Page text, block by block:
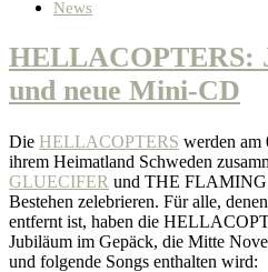
News
HELLACOPTERS:
und neue Mini-CD
Die HELLACOPTERS werden am
ihrem Heimatland Schweden
GLUECIFER und THE FLAMING
Bestehen zelebrieren. Für alle,
entfernt ist, haben die
Jubiläum im Gepäck, die Mitte
und folgende Songs enthalten wird: